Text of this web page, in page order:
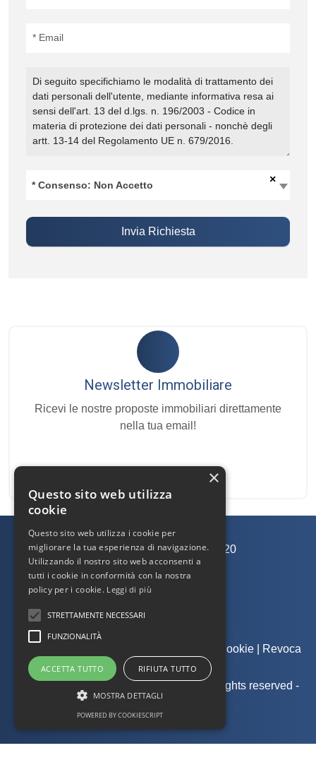
×
* Consenso: Non Accetto
Invia Richiesta
Newsletter Immobiliare
Ricevi le nostre proposte immobiliari direttamente
nella tua email!
Aste RE Latina -Via Ufente, 20
Cell.: +39 3392218874
Informativa Cookie|
Revoca
Consensi
© Copyright 2026 - Aste RE Latina - All Rights reserved -
Part. IVA 15734841008
×
Questo sito web utilizza
cookie
Questo sito web utilizza i cookie per
migliorare la tua esperienza di navigazione.
Utilizzando il nostro sito web acconsenti a
tutti i cookie in conformità con la nostra
policy per i cookie. Leggi di più
STRETTAMENTE NECESSARI
FUNZIONALITÀ
ACCETTA TUTTO RIFIUTA TUTTO
MOSTRA DETTAGLI
POWERED BY COOKIESCRIPT